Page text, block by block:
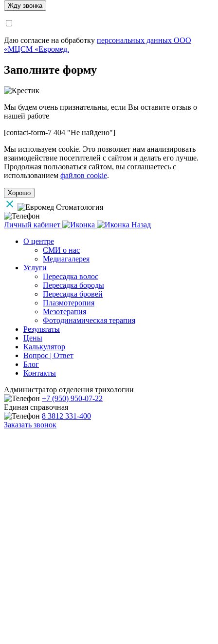
Даю согласие на обработку персональных данных ООО
«МЦСМ «Евромед.
Заполните форму
Мы будем очень признательны, если Вы оставите отзыв о
нашей работе
[contact-form-7 404 "Не найдено"]
Мы используем cookie. Это позволяет нам анализировать
взаимодействие посетителей с сайтом и делать его лучше.
Продолжая пользоваться сайтом, вы соглашаетесь с
использованием файлов cookie.
Хорошо
Личный кабинет
Назад
О центре
СМИ о нас
Медиагалерея
Услуги
Пересадка волос
Пересадка бороды
Пересадка бровей
Плазмотеропия
Мезотерапия
Фотодинамическая терапия
Результаты
Цены
Калькулятор
Вопрос | Ответ
Блог
Контакты
Администратор отделения трихологии
+7 (950) 950-07-22
Единая справочная
8 3812 331-400
Заказать звонок